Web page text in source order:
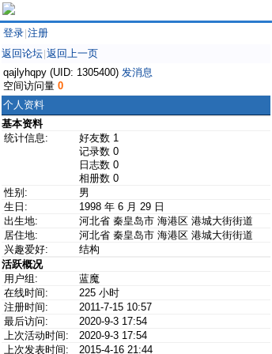
登录 注册
返回论坛 返回上一页
qajlyhqpy (UID: 1305400) 发消息
空间访问量 0
个人资料
基本资料
统计信息:
好友数 1
记录数 0
日志数 0
相册数 0
性别:
男
生日:
1998 年 6 月 29 日
出生地:
河北省 秦皇岛市 海港区 港城大街街道
居住地:
河北省 秦皇岛市 海港区 港城大街街道
兴趣爱好:
结构
活跃概况
用户组:
蓝魔
在线时间:
225 小时
注册时间:
2011-7-15 10:57
最后访问:
2020-9-3 17:54
上次活动时间:
2020-9-3 17:54
上次发表时间:
2015-4-16 21:44